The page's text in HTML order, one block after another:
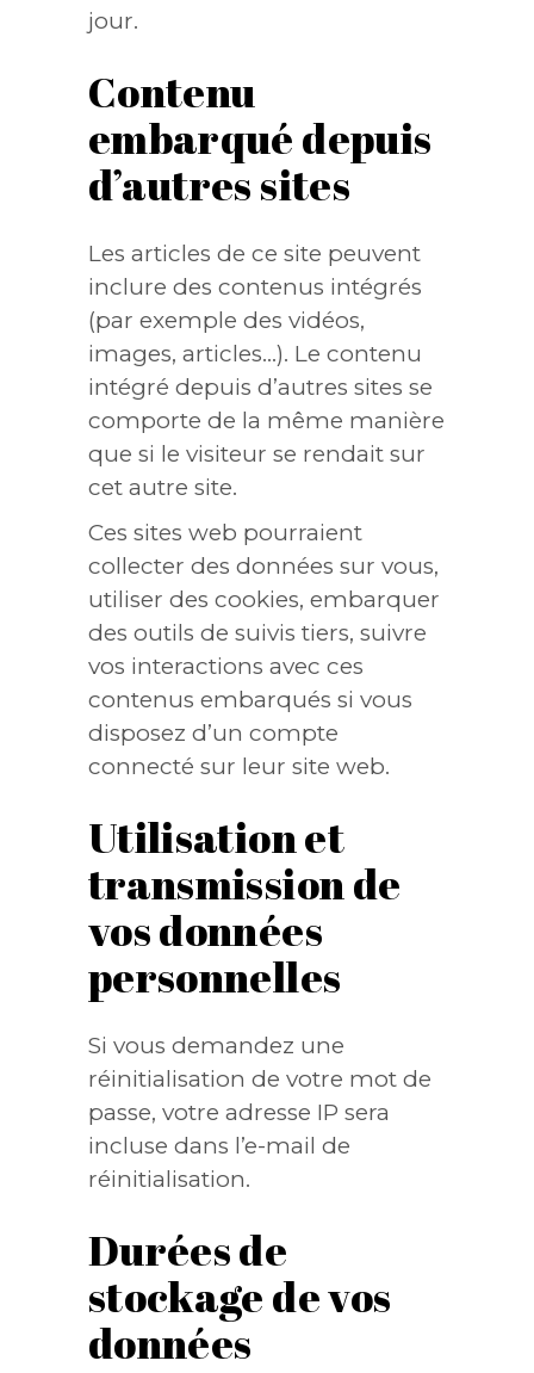
jour.
Contenu
embarqué depuis
d’autres sites
Les articles de ce site peuvent
inclure des contenus intégrés
(par exemple des vidéos,
images, articles…). Le contenu
intégré depuis d’autres sites se
comporte de la même manière
que si le visiteur se rendait sur
cet autre site.
Ces sites web pourraient
collecter des données sur vous,
utiliser des cookies, embarquer
des outils de suivis tiers, suivre
vos interactions avec ces
contenus embarqués si vous
disposez d’un compte
connecté sur leur site web.
Utilisation et
transmission de
vos données
personnelles
Si vous demandez une
réinitialisation de votre mot de
passe, votre adresse IP sera
incluse dans l’e-mail de
réinitialisation.
Durées de
stockage de vos
données